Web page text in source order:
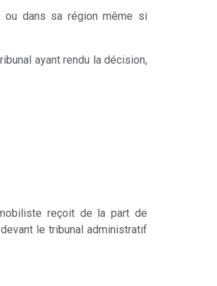
ou dans sa région même si
ayant rendu la décision,
reçoit de la part de
le tribunal administratif